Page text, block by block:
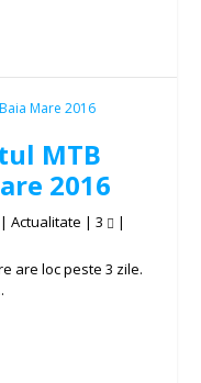
MTB
2016
|Actualitate |3 |
are loc peste 3 zile.